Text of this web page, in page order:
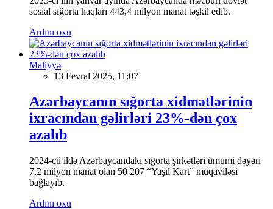
sosial sığorta haqları 443,4 milyon manat təşkil edib.
Ardını oxu
Maliyyə
13 Fevral 2025, 11:07
Azərbaycanın sığorta xidmətlərinin
ixracından gəlirləri 23%-dən çox
azalıb
2024-cü ildə Azərbaycandakı sığorta şirkətləri ümumi dəyəri
7,2 milyon manat olan 50 207 “Yaşıl Kart” müqaviləsi
bağlayıb.
Ardını oxu